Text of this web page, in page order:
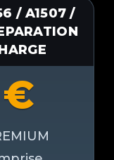
/ A1507 /
€